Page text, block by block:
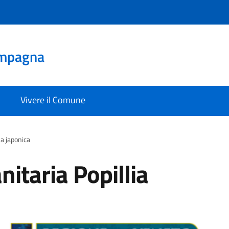
Vivere il Comune
japonica
Popillia